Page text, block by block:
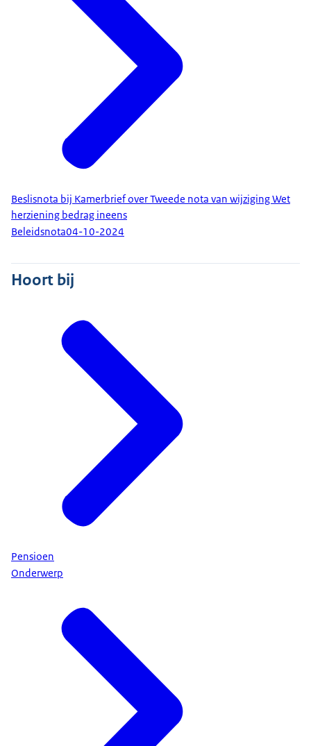
Beslisnota bij Kamerbrief over Tweede nota van wijziging Wet
herziening bedrag ineens
Beleidsnota04-10-2024
Hoort bij
Pensioen
Onderwerp